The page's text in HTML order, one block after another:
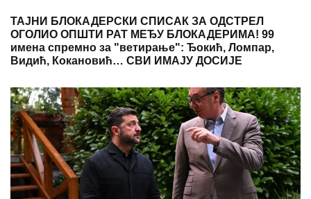
ТАЈНИ БЛОКАДЕРСКИ СПИСАК ЗА ОДСТРЕЛ
ОГОЛИО ОПШТИ РАТ МЕЂУ БЛОКАДЕРИМА! 99
имена спремно за "ветирање": Ђокић, Ломпар,
Видић, Кокановић… СВИ ИМАЈУ ДОСИЈЕ